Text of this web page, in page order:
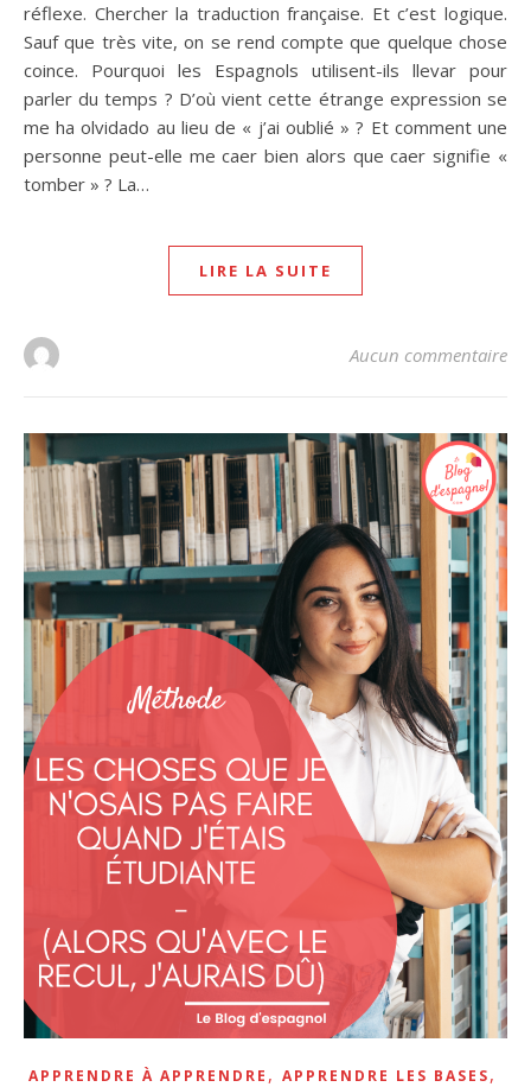
réflexe. Chercher la traduction française. Et c’est logique.
Sauf que très vite, on se rend compte que quelque chose
coince. Pourquoi les Espagnols utilisent-ils llevar pour
parler du temps ? D’où vient cette étrange expression se
me ha olvidado au lieu de « j’ai oublié » ? Et comment une
personne peut-elle me caer bien alors que caer signifie «
tomber » ? La…
LIRE LA SUITE
Aucun commentaire
APPRENDRE À APPRENDRE , APPRENDRE LES BASES,